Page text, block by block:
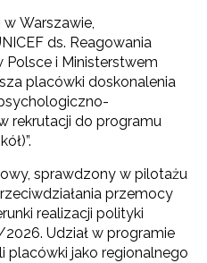
Warszawie,
ds. Reagowania
i Ministerstwem
placówki doskonalenia
rekrutacji do programu
sprawdzony w pilotażu
przemocy
realizacji polityki
Udział w programie
placówki jako regionalnego